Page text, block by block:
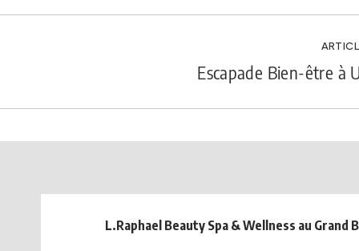
Escapade Bien-être à
L.Raphael Beauty Spa & Wellness au Grand